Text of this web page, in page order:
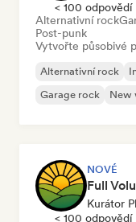
< 100 odpovědí
Alternativní rock
Post-punk
Vytvořte působivé
Alternativní rock
Garage rock
New
NOVÉ
Full
Kurátor
< 100 odpovědí